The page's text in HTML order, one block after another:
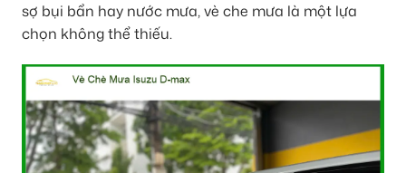
sợ bụi bẩn hay nước mưa, vè che mưa là một lựa
chọn không thể thiếu.